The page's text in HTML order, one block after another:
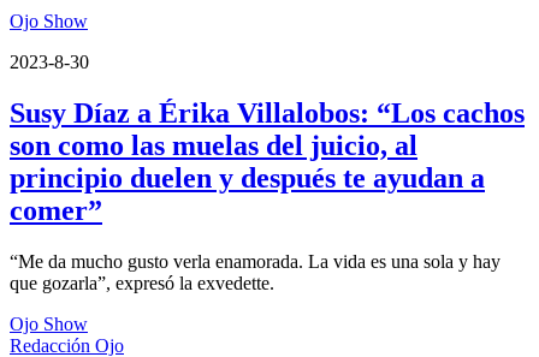
Ojo Show
2023-8-30
Susy Díaz a Érika Villalobos: “Los cachos
son como las muelas del juicio, al
principio duelen y después te ayudan a
comer”
“Me da mucho gusto verla enamorada. La vida es una sola y hay
que gozarla”, expresó la exvedette.
Ojo Show
Redacción Ojo